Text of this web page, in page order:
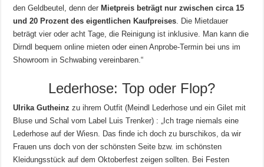
den Geldbeutel, denn der Mietpreis beträgt nur zwischen circa 15
und 20 Prozent des eigentlichen Kaufpreises . Die Mietdauer
beträgt vier oder acht Tage, die Reinigung ist inklusive. Man kann die
Dirndl bequem online mieten oder einen Anprobe-Termin bei uns im
Showroom in Schwabing vereinbaren.“
Lederhose: Top oder Flop?
Ulrika Gutheinzzu ihrem Outfit (Meindl Lederhose und ein Gilet mit
Bluse und Schal vom Label Luis Trenker) : „Ich trage niemals eine
Lederhose auf der Wiesn. Das finde ich doch zu burschikos, da wir
Frauen uns doch von der schönsten Seite bzw. im schönsten
Kleidungsstück auf dem Oktoberfest zeigen sollten. Bei Festen